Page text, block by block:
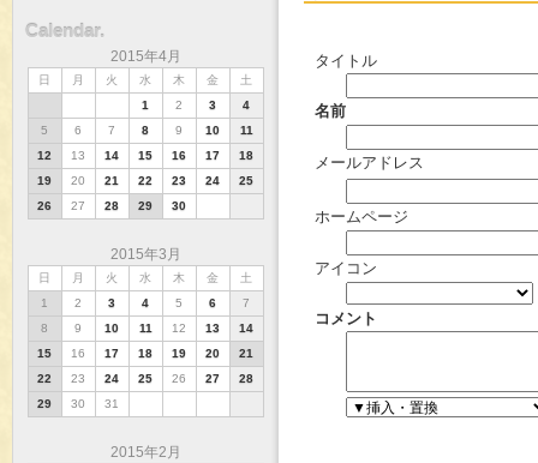
タイトル
名前
メールアドレス
ホームページ
アイコン
コメント
Calendar.
2015年4月
日 月 火 水 木 金
土
1
2 3
4
5
6 7 8 9 10
11
12
13 14 15 16 17
18
19
20 21 22 23 24
25
26
27 28 29 30
2015年3月
日 月 火 水 木 金
土
1
2 3 4 5 6
7
8
9 10 11 12 13
14
15
16 17 18 19 20
21
22
23 24 25 26 27
28
29
30 31
2015年2月